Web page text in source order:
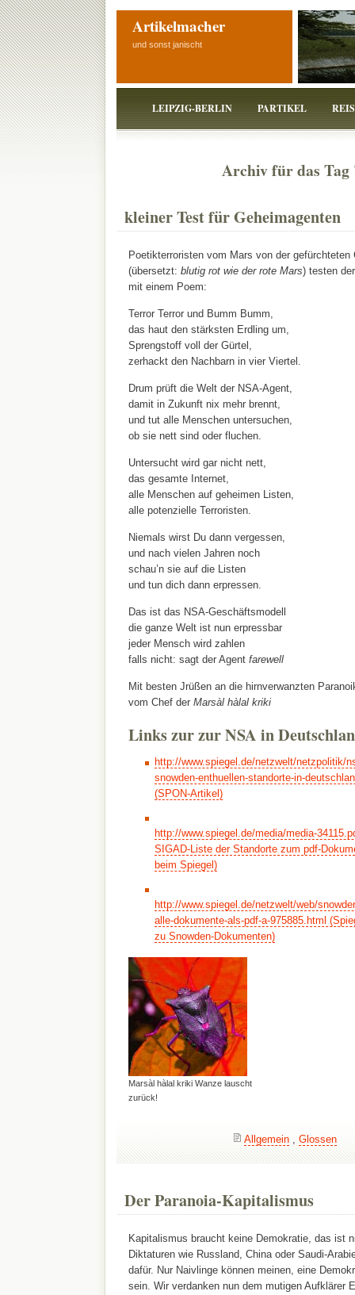
Artikelmacher
und sonst janischt
LEIPZIG-BERLIN PARTIKEL
Archiv für das Tag
kleiner Test für Geheimagenten
Poetikterroristen vom Mars von der gefürchteten
(übersetzt: blutig rot wie der rote Mars) testen
mit einem Poem:
Terror Terror und Bumm Bumm,
das haut den stärksten Erdling um,
Sprengstoff voll der Gürtel,
zerhackt den Nachbarn in vier Viertel.
Drum prüft die Welt der NSA-Agent,
damit in Zukunft nix mehr brennt,
und tut alle Menschen untersuchen,
ob sie nett sind oder fluchen.
Untersucht wird gar nicht nett,
das gesamte Internet,
alle Menschen auf geheimen Listen,
alle potenzielle Terroristen.
Niemals wirst Du dann vergessen,
und nach vielen Jahren noch
schau’n sie auf die Listen
und tun dich dann erpressen.
Das ist das NSA-Geschäftsmodell
die ganze Welt ist nun erpressbar
jeder Mensch wird zahlen
falls nicht: sagt der Agent farewell
Mit besten Jrüßen an die hirnverwanzten
vom Chef der Marsàl hàlal kriki
Links zur zur NSA in
http://www.spiegel.de/netzwelt/netzpolitik/
snowden-enthuellen-standorte-in-
(SPON-Artikel)
http://www.spiegel.de/media/media-
SIGAD-Liste der Standorte zum pdf-
beim Spiegel)
http://www.spiegel.de/netzwelt/web/
alle-dokumente-als-pdf-a-975885.html
zu Snowden-Dokumenten)
Marsàl hàlal kriki Wanze lauscht
zurück!
Allgemein, Glossen
Der Paranoia-Kapitalismus
Kapitalismus braucht keine Demokratie, das ist
Diktaturen wie Russland, China oder Saudi-
dafür. Nur Naivlinge können meinen, eine
sein. Wir verdanken nun dem mutigen Aufklärer